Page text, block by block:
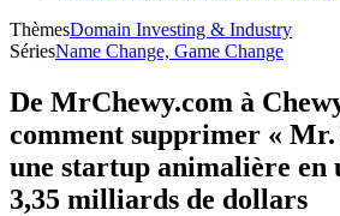
ThèmesDomain Investing & Industry
SériesName Change, Game Change
De MrChewy.com à
comment supprimer «
une startup animalière en
3,35 milliards de dollars